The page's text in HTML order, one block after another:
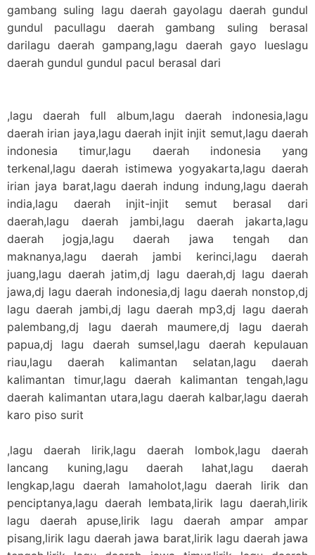
gambang suling lagu daerah gayolagu daerah gundul
gundul pacullagu daerah gambang suling berasal
darilagu daerah gampang,lagu daerah gayo lueslagu
daerah gundul gundul pacul berasal dari
,lagu daerah full album,lagu daerah indonesia,lagu
daerah irian jaya,lagu daerah injit injit semut,lagu daerah
indonesia timur,lagu daerah indonesia yang
terkenal,lagu daerah istimewa yogyakarta,lagu daerah
irian jaya barat,lagu daerah indung indung,lagu daerah
india,lagu daerah injit-injit semut berasal dari
daerah,lagu daerah jambi,lagu daerah jakarta,lagu
daerah jogja,lagu daerah jawa tengah dan
maknanya,lagu daerah jambi kerinci,lagu daerah
juang,lagu daerah jatim,dj lagu daerah,dj lagu daerah
jawa,dj lagu daerah indonesia,dj lagu daerah nonstop,dj
lagu daerah jambi,dj lagu daerah mp3,dj lagu daerah
palembang,dj lagu daerah maumere,dj lagu daerah
papua,dj lagu daerah sumsel,lagu daerah kepulauan
riau,lagu daerah kalimantan selatan,lagu daerah
kalimantan timur,lagu daerah kalimantan tengah,lagu
daerah kalimantan utara,lagu daerah kalbar,lagu daerah
karo piso surit
,lagu daerah lirik,lagu daerah lombok,lagu daerah
lancang kuning,lagu daerah lahat,lagu daerah
lengkap,lagu daerah lamaholot,lagu daerah lirik dan
penciptanya,lagu daerah lembata,lirik lagu daerah,lirik
lagu daerah apuse,lirik lagu daerah ampar ampar
pisang,lirik lagu daerah jawa barat,lirik lagu daerah jawa